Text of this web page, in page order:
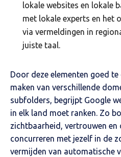
lokale websites en lokale
met lokale experts en het
via vermeldingen in
juiste taal.
Door deze elementen goed
maken van verschillende
subfolders, begrijpt Google
in elk land moet ranken. Zo
zichtbaarheid, vertrouwen
concurreren met jezelf in de
vermijden van automatische